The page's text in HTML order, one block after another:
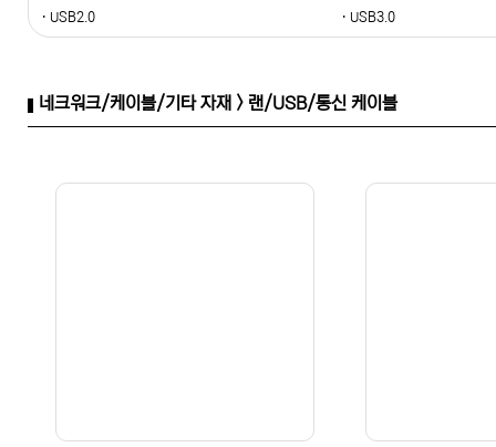
· USB2.0 · USB3.0
네크워크/케이블/기타 자재 > 랜/USB/통신 케이블